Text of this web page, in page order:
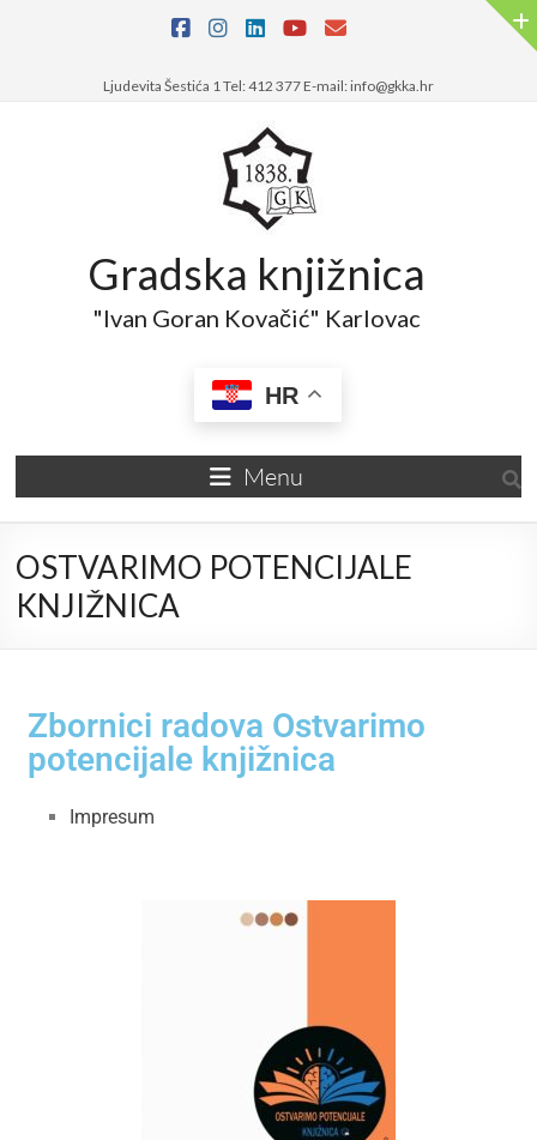
Ljudevita Šestića 1 Tel: 412 377 E-mail: info@gkka.hr
Gradska knjižnica
"Ivan Goran Kovačić" Karlovac
HR
Menu
OSTVARIMO POTENCIJALE
KNJIŽNICA
Zbornici radova Ostvarimo
potencijale knjižnica
Impresum